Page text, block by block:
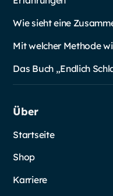
Wie sieht eine
Mit welcher Methode
Das Buch „Endlich
Über
Startseite
Shop
Karriere